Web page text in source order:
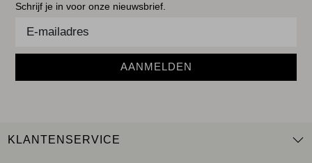
Schrijf je in voor onze nieuwsbrief.
AANMELDEN
KLANTENSERVICE